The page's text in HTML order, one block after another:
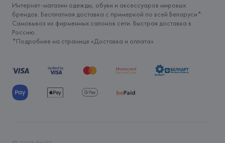
Интернет-магазин одежды, обуви и аксессуаров мировых
брендов. Бесплатная доставка с примеркой по всей Беларуси*.
Самовывоз из фирменных салонов сети. Быстрая доставка в
Россию.
*Подробнее на странице «Доставка и оплата»